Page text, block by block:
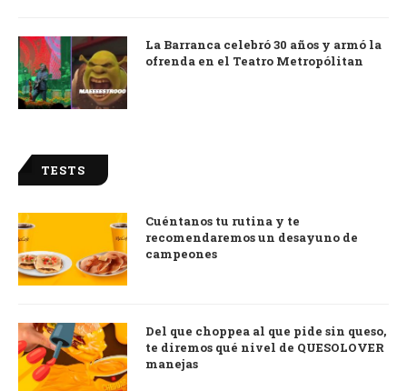
La Barranca celebró 30 años y armó la
ofrenda en el Teatro Metropólitan
TESTS
Cuéntanos tu rutina y te
recomendaremos un desayuno de
campeones
Del que choppea al que pide sin queso,
te diremos qué nivel de QUESOLOVER
manejas